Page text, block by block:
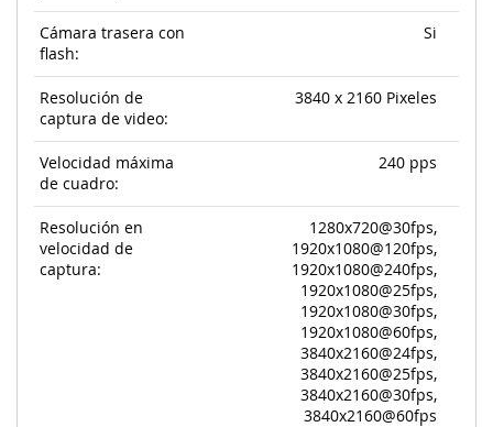
Cámara trasera con
flash:
Si
Resolución de
captura de video:
3840 x 2160 Pixeles
Velocidad máxima
de cuadro:
240 pps
Resolución en
velocidad de
captura:
1280x720@30fps,
1920x1080@120fps,
1920x1080@240fps,
1920x1080@25fps,
1920x1080@30fps,
1920x1080@60fps,
3840x2160@24fps,
3840x2160@25fps,
3840x2160@30fps,
3840x2160@60fps